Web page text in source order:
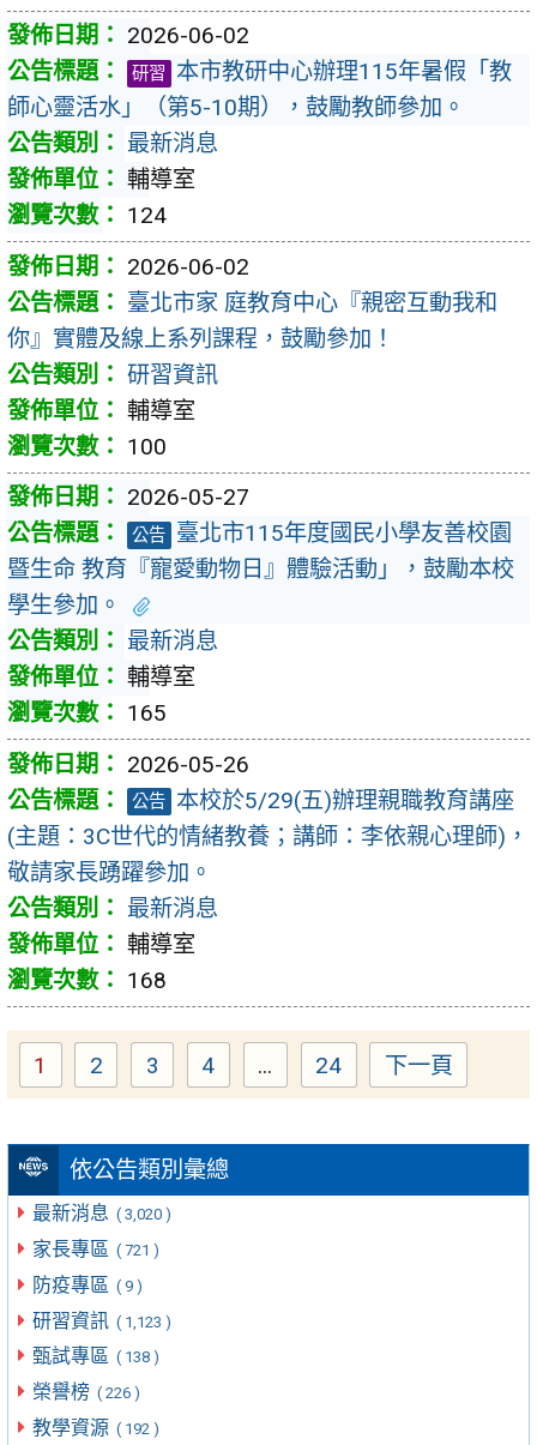
依公告類別彙總
最新消息 ( 3,020 )
家長專區 ( 721 )
防疫專區 ( 9 )
研習資訊 ( 1,123 )
甄試專區 ( 138 )
榮譽榜 ( 226 )
教學資源 ( 192 )
2026-06-02
研習
本市教研中心辦理115年暑假「教
師心靈活水」（第5-10期），鼓勵教師參加。
最新消息
輔導室
124
2026-06-02
臺北市家 庭教育中心『親密互動我和
你』實體及線上系列課程，鼓勵參加！
研習資訊
輔導室
100
2026-05-27
公告 臺北市115年度國民小學友善校園
暨生命 教育『寵愛動物日』體驗活動」，鼓勵本校
學生參加。
最新消息
輔導室
165
2026-05-26
公告 本校於5/29(五)辦理親職教育講座
(主題：3C世代的情緒教養；講師：李依親心理師)，
敬請家長踴躍參加。
最新消息
輔導室
168
Page
1 Page
2 Page
3 Page
4 ... Page
24 下一頁